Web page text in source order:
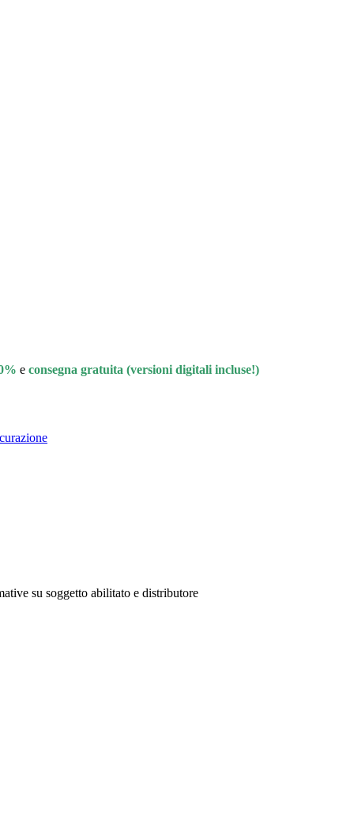
e consegna gratuita (versioni digitali incluse!)
su soggetto abilitato e distributore